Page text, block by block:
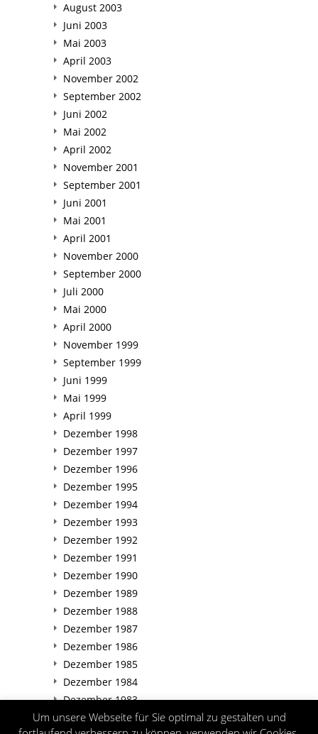
August 2003
Juni 2003
Mai 2003
April 2003
November 2002
September 2002
Juni 2002
Mai 2002
April 2002
November 2001
September 2001
Juni 2001
Mai 2001
April 2001
November 2000
September 2000
Juli 2000
Mai 2000
April 2000
November 1999
September 1999
Juni 1999
Mai 1999
April 1999
Dezember 1998
Dezember 1997
Dezember 1996
Dezember 1995
Dezember 1994
Dezember 1993
Dezember 1992
Dezember 1991
Dezember 1990
Dezember 1989
Dezember 1988
Dezember 1987
Dezember 1986
Dezember 1985
Dezember 1984
Dezember 1983
Dezember 1982
Um unsere Webseite für Sie optimal zu gestalten und